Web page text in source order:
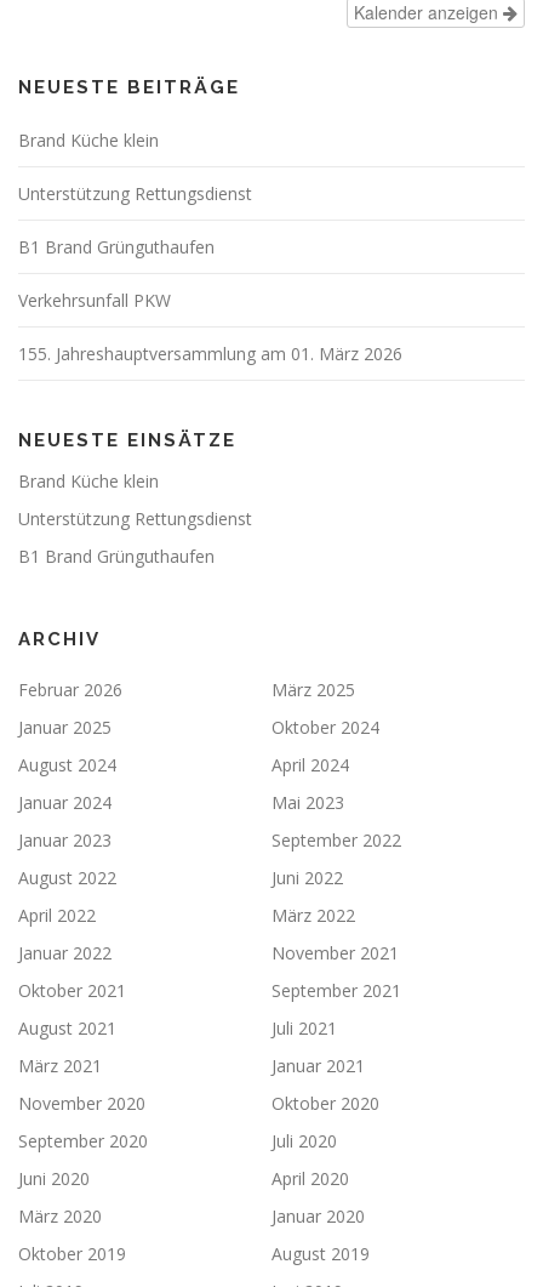
Kalender anzeigen
NEUESTE BEITRÄGE
Brand Küche klein
Unterstützung Rettungsdienst
B1 Brand Grünguthaufen
Verkehrsunfall PKW
155. Jahreshauptversammlung am 01. März 2026
NEUESTE EINSÄTZE
Brand Küche klein
Unterstützung Rettungsdienst
B1 Brand Grünguthaufen
ARCHIV
Februar 2026
März 2025
Januar 2025
Oktober 2024
August 2024
April 2024
Januar 2024
Mai 2023
Januar 2023
September 2022
August 2022
Juni 2022
April 2022
März 2022
Januar 2022
November 2021
Oktober 2021
September 2021
August 2021
Juli 2021
März 2021
Januar 2021
November 2020
Oktober 2020
September 2020
Juli 2020
Juni 2020
April 2020
März 2020
Januar 2020
Oktober 2019
August 2019